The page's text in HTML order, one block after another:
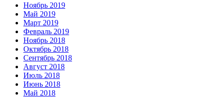
Ноябрь 2019
Май 2019
Март 2019
Февраль 2019
Ноябрь 2018
Октябрь 2018
Сентябрь 2018
Август 2018
Июль 2018
Июнь 2018
Май 2018